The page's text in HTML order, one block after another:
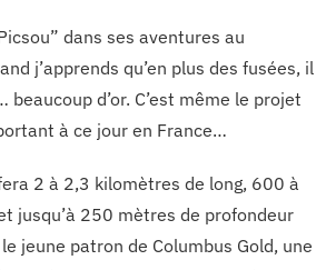
dans ses aventures au
j’apprends qu’en plus des fusées, il
beaucoup d’or. C’est même le projet
à ce jour en France…
2 à 2,3 kilomètres de long, 600 à
jusqu’à 250 mètres de profondeur
jeune patron de Columbus Gold, une